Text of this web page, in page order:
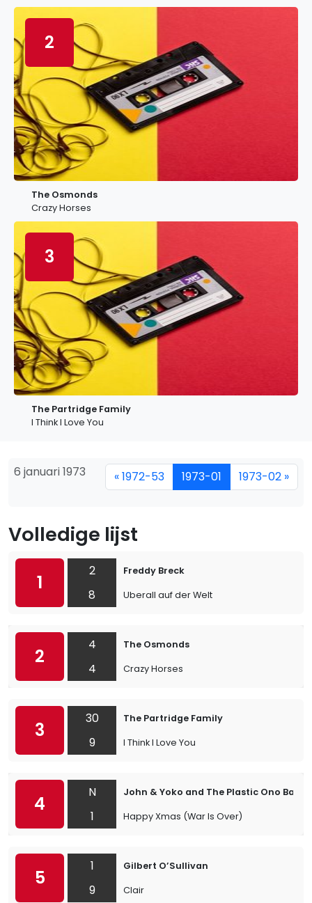
2
The Osmonds
Crazy Horses
3
The Partridge Family
I Think I Love You
6 januari 1973 « 1972-53 1973-01 1973-02 »
Volledige lijst
1
2
8
Freddy Breck
Uberall auf der Welt
2
4
4
The Osmonds
Crazy Horses
3
30
9
The Partridge Family
I Think I Love You
4
N
1
John & Yoko and The Plastic Ono
Happy Xmas (War Is Over)
5
1
9
Gilbert O’Sullivan
Clair